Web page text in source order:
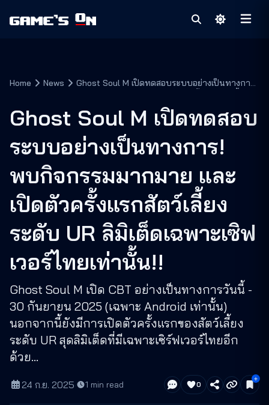
Home News
Ghost Soul M เปิดทดสอบระบบอย่างเป็นทางการ!
ระดับ UR ลิมิเต็ดเฉพาะเซิฟเวอร์ไทยเท่านั้น!!
Ghost Soul M เปิดทดสอบ
ระบบอย่างเป็นทางการ!
พบกิจกรรมมากมาย และ
เปิดตัวครั้งแรกสัตว์เลี้ยง
ระดับ UR ลิมิเต็ดเฉพาะเซิฟ
เวอร์ไทยเท่านั้น!!
Ghost Soul M เปิด CBT อย่างเป็นทางการวันนี้ -
30 กันยายน 2025 (เฉพาะ Android เท่านั้น)
นอกจากนี้ยังมีการเปิดตัวครั้งแรกของสัตว์เลี้ยง
ระดับ UR สุดลิมิเต็ดที่มีเฉพาะเซิร์ฟเวอร์ไทยอีก
ด้วย...
24 ก.ย. 2025· 1 min read 0